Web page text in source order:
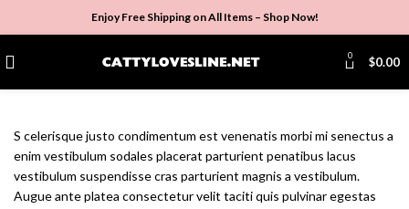
Enjoy Free Shipping on All Items – Shop Now!
0 $0.00
S celerisque justo condimentum est venenatis morbi mi senectus a
enim vestibulum sodales placerat parturient penatibus lacus
vestibulum suspendisse cras parturient magnis a vestibulum.
Augue ante platea consectetur velit taciti quis pulvinar egestas